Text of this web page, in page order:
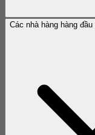
Các nhà hàng hàng